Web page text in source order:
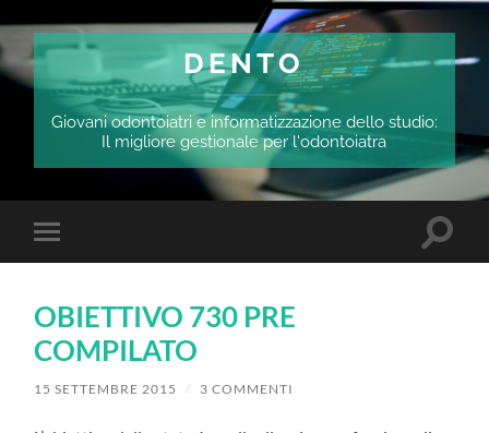
DENTO
Giovani odontoiatri e informatizzazione dello studio:
Il migliore gestionale per l'odontoiatra
Attiva/disattiva
il
dispositivi
mobili
OBIETTIVO 730 PRE
COMPILATO
15 SETTEMBRE 2015 / 3 COMMENTI